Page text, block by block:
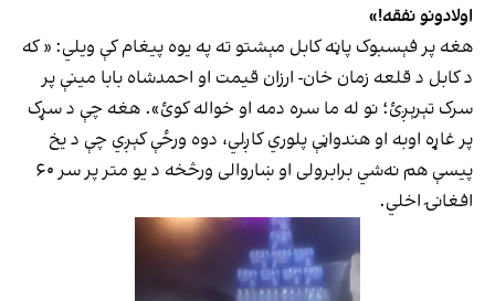
اولادونو نفقه!»
هغه پر فېسبوک پاڼه کابل مېشتو ته په یوه پيغام کې ویلي: « که
د کابل د قلعه زمان خان- ارزان قیمت او احمدشاه بابا مینې پر
سرک تېرېږئ؛ نو له ما سره دمه او خواله کوئ». هغه چې د سړک
پر غاړه اوبه او هندواڼې پلوري کاږلي، دوه ورځې کېږي چې د یخ
پیسې هم نه‌شي برابرولی او ښاروالی ورڅخه د یو متر پر سر ۶۰
افغانۍ اخلي.